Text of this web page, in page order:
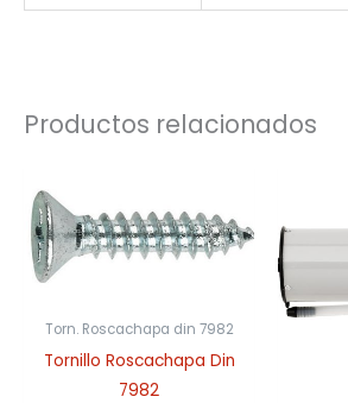
Productos relacionados
Torn. Roscachapa din 7982
Tornillo Roscachapa Din
7982
precios:
desde
0,01€